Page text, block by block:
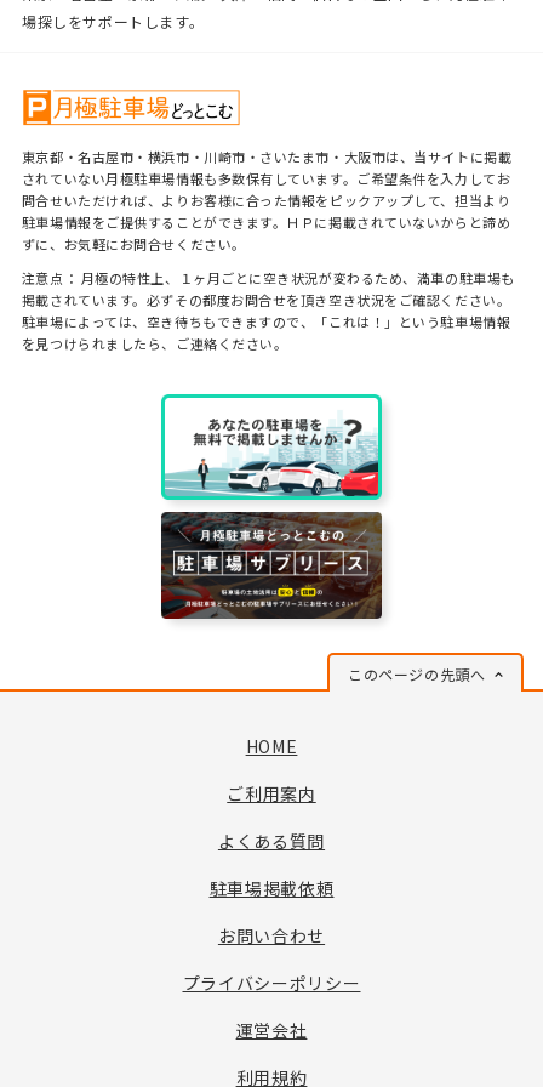
場探しをサポートします。
東京都・名古屋市・横浜市・川崎市・さいたま市・大阪市は、当サイトに掲載
されていない月極駐車場情報も多数保有しています。ご希望条件を入力してお
問合せいただければ、よりお客様に合った情報をピックアップして、担当より
駐車場情報をご提供することができます。ＨＰに掲載されていないからと諦め
ずに、お気軽にお問合せください。
注意点： 月極の特性上、１ヶ月ごとに空き状況が変わるため、満車の駐車場も
掲載されています。必ずその都度お問合せを頂き空き状況をご確認ください。
駐車場によっては、空き待ちもできますので、「これは！」という駐車場情報
を見つけられましたら、ご連絡ください。
このページの先頭へ
HOME
ご利用案内
よくある質問
駐車場掲載依頼
お問い合わせ
プライバシーポリシー
運営会社
利用規約